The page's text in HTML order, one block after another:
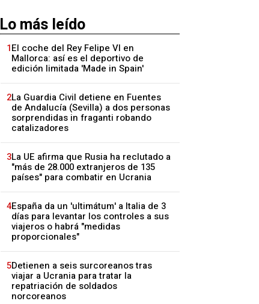
Lo más leído
1El coche del Rey Felipe VI en
Mallorca: así es el deportivo de
edición limitada 'Made in Spain'
2La Guardia Civil detiene en Fuentes
de Andalucía (Sevilla) a dos personas
sorprendidas in fraganti robando
catalizadores
3La UE afirma que Rusia ha reclutado a
"más de 28.000 extranjeros de 135
países" para combatir en Ucrania
4España da un 'ultimátum' a Italia de 3
días para levantar los controles a sus
viajeros o habrá "medidas
proporcionales"
5Detienen a seis surcoreanos tras
viajar a Ucrania para tratar la
repatriación de soldados
norcoreanos